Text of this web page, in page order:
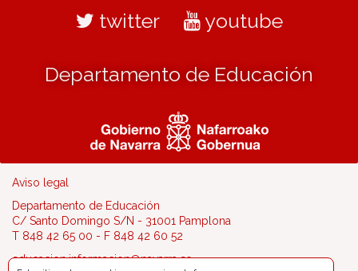
twitter youtube
Departamento de Educación
Aviso legal
Departamento de Educación
C/ Santo Domingo S/N - 31001 Pamplona
T 848 42 65 00 - F 848 42 60 52
educacion.informacion@navarra.es